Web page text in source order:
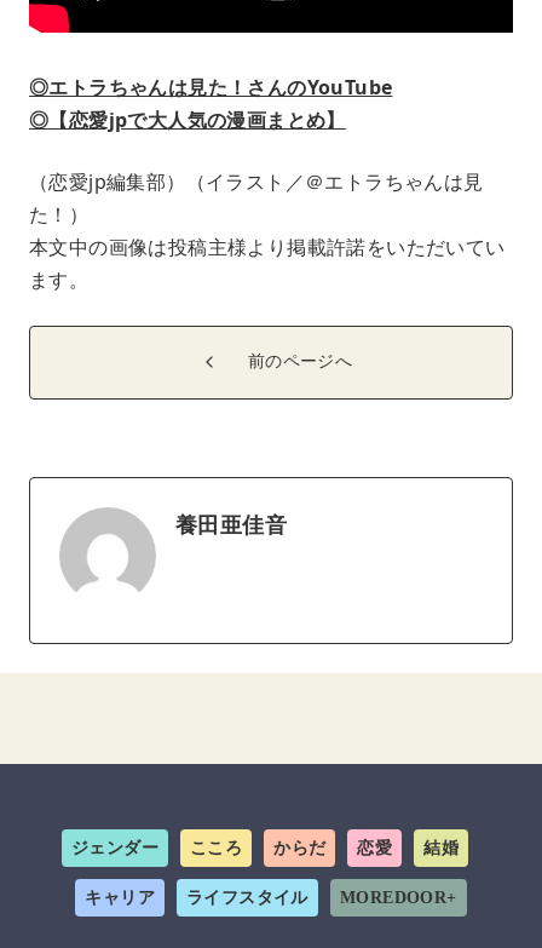
◎エトラちゃんは見た！さんのYouTube
◎【恋愛jpで大人気の漫画まとめ】
（恋愛jp編集部）（イラスト／＠エトラちゃんは見
た！）
本文中の画像は投稿主様より掲載許諾をいただいてい
ます。
前のページへ
養田亜佳音
ジェンダー こころ からだ 恋愛 結婚
キャリア ライフスタイル MOREDOOR+